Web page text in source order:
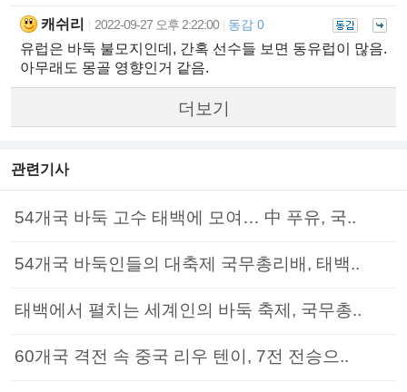
캐쉬리 2022-09-27 오후 2:22:00 동감 0
유럽은 바둑 불모지인데, 간혹 선수들 보면 동유럽이 많음.
아무래도 몽골 영향인거 같음.
더보기
관련기사
54개국 바둑 고수 태백에 모여… 中 푸유, 국..
54개국 바둑인들의 대축제 국무총리배, 태백..
태백에서 펼치는 세계인의 바둑 축제, 국무총..
60개국 격전 속 중국 리우 텐이, 7전 전승으..